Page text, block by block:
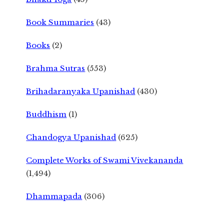
Book Summaries (43)
Books (2)
Brahma Sutras (553)
Brihadaranyaka Upanishad (430)
Buddhism (1)
Chandogya Upanishad (625)
Complete Works of Swami Vivekananda
(1,494)
Dhammapada (306)